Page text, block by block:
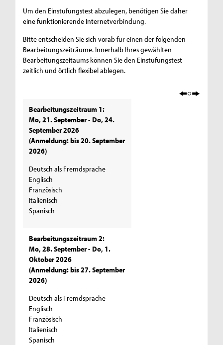
Um den Einstufungstest abzulegen, benötigen Sie daher
eine funktionierende Internetverbindung.
Bitte entscheiden Sie sich vorab für einen der folgenden
Bearbeitungszeiträume. Innerhalb Ihres gewählten
Bearbeitungszeitaums können Sie den Einstufungstest
zeitlich und örtlich flexibel ablegen.
Bearbeitungszeitraum 1:
Mo, 21. September - Do, 24.
September 2026
(Anmeldung: bis 20. September
2026)
Deutsch als Fremdsprache
Englisch
Französisch
Italienisch
Spanisch
Bearbeitungszeitraum 2:
Mo, 28. September - Do, 1.
Oktober 2026
(Anmeldung: bis 27. September
2026)
Deutsch als Fremdsprache
Englisch
Französisch
Italienisch
Spanisch